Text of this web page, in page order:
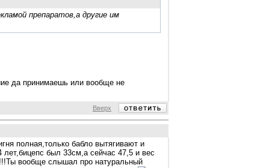
препаратов,а другие им
да принимаешь или вообще не
Вверх
полная,только бабло вытягивают и
был 33см,а сейчас 47,5 и вес
вообще слышал про натуральный